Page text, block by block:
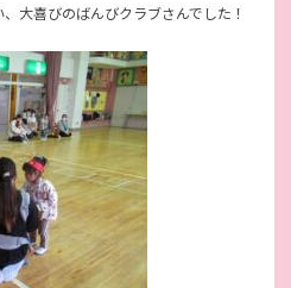
大喜びのばんびクラブさんでした！